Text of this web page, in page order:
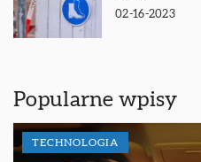
02-16-2023
Popularne wpisy
TECHNOLOGIA